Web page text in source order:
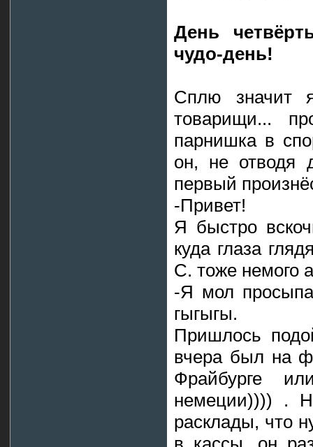
День
чудо-день!
Сплю значит
товарищи...
парнишка в
он, не отводя
первый
-Привет!
Я быстро
куда глаза
С. тоже немого
-Я мол
гыгыгы.
Пришлось
вчера был на
Фрайбурге
немеции)))) .
расклады, что